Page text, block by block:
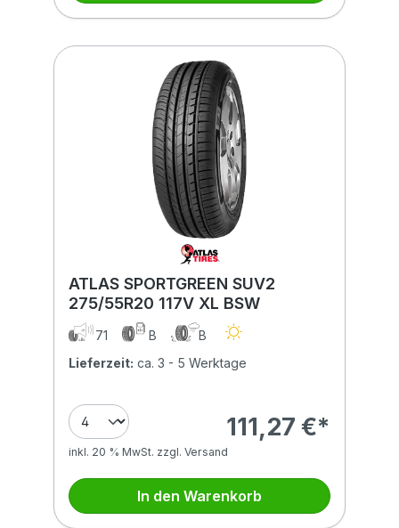
ATLAS SPORTGREEN SUV2
275/55R20 117V XL BSW
71 B
B
Lieferzeit: ca. 3 - 5 Werktage
111,27 €*
inkl. 20 % MwSt. zzgl. Versand
In den Warenkorb